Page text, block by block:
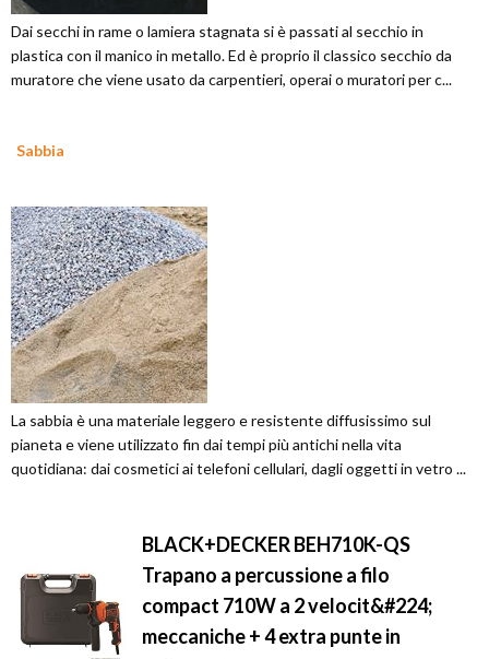
Dai secchi in rame o lamiera stagnata si è passati al secchio in
plastica con il manico in metallo. Ed è proprio il classico secchio da
muratore che viene usato da carpentieri, operai o muratori per c...
Sabbia
La sabbia è una materiale leggero e resistente diffusissimo sul
pianeta e viene utilizzato fin dai tempi più antichi nella vita
quotidiana: dai cosmetici ai telefoni cellulari, dagli oggetti in vetro ...
BLACK+DECKER BEH710K-QS
Trapano a percussione a filo
compact 710W a 2 velocit&#224;
meccaniche + 4 extra punte in